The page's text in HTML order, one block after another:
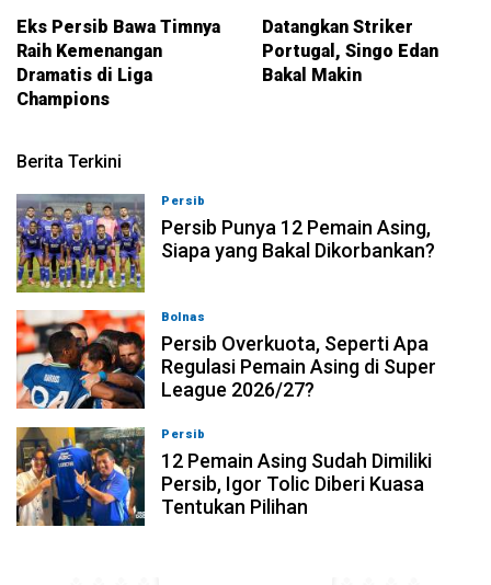
Eks Persib Bawa Timnya
Raih Kemenangan
Dramatis di Liga
Champions
Datangkan Striker
Portugal, Singo Edan
Bakal Makin
Berita Terkini
Persib
Persib Punya 12 Pemain Asing,
Siapa yang Bakal Dikorbankan?
Bolnas
Persib Overkuota, Seperti Apa
Regulasi Pemain Asing di Super
League 2026/27?
Persib
12 Pemain Asing Sudah Dimiliki
Persib, Igor Tolic Diberi Kuasa
Tentukan Pilihan